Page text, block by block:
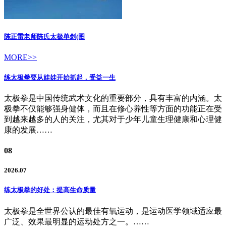
陈正雷老师陈氏太极单剑(图
MORE>>
练太极拳要从娃娃开始抓起，受益一生
太极拳是中国传统武术文化的重要部分，具有丰富的内涵。太
极拳不仅能够强身健体，而且在修心养性等方面的功能正在受
到越来越多的人的关注，尤其对于少年儿童生理健康和心理健
康的发展……
08
2026.07
练太极拳的好处：提高生命质量
太极拳是全世界公认的最佳有氧运动，是运动医学领域适应最
广泛、效果最明显的运动处方之一。……